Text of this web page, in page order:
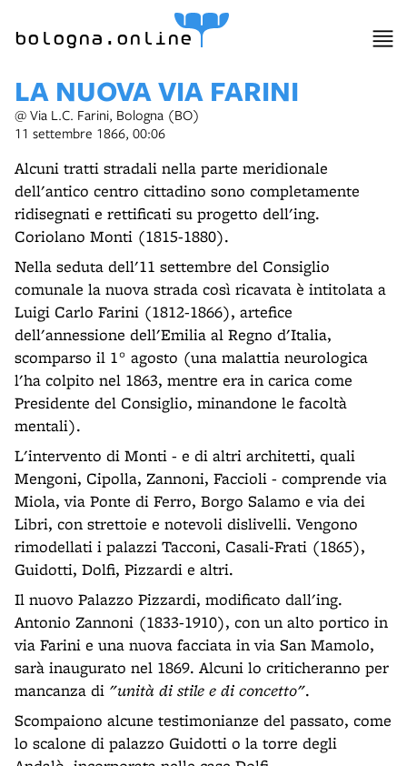
bologna.online
LA NUOVA VIA FARINI
@ Via L.C. Farini, Bologna (BO)
11 settembre 1866, 00:06
Alcuni tratti stradali nella parte meridionale
dell'antico centro cittadino sono completamente
ridisegnati e rettificati su progetto dell'ing.
Coriolano Monti (1815-1880).
Nella seduta dell'11 settembre del Consiglio
comunale la nuova strada così ricavata è intitolata a
Luigi Carlo Farini (1812-1866), artefice
dell'annessione dell'Emilia al Regno d'Italia,
scomparso il 1° agosto (una malattia neurologica
l'ha colpito nel 1863, mentre era in carica come
Presidente del Consiglio, minandone le facoltà
mentali).
L'intervento di Monti - e di altri architetti, quali
Mengoni, Cipolla, Zannoni, Faccioli - comprende via
Miola, via Ponte di Ferro, Borgo Salamo e via dei
Libri, con strettoie e notevoli dislivelli. Vengono
rimodellati i palazzi Tacconi, Casali-Frati (1865),
Guidotti, Dolfi, Pizzardi e altri.
Il nuovo Palazzo Pizzardi, modificato dall'ing.
Antonio Zannoni (1833-1910), con un alto portico in
via Farini e una nuova facciata in via San Mamolo,
sarà inaugurato nel 1869. Alcuni lo criticheranno per
mancanza di "unità di stile e di concetto".
Scompaiono alcune testimonianze del passato, come
lo scalone di palazzo Guidotti o la torre degli